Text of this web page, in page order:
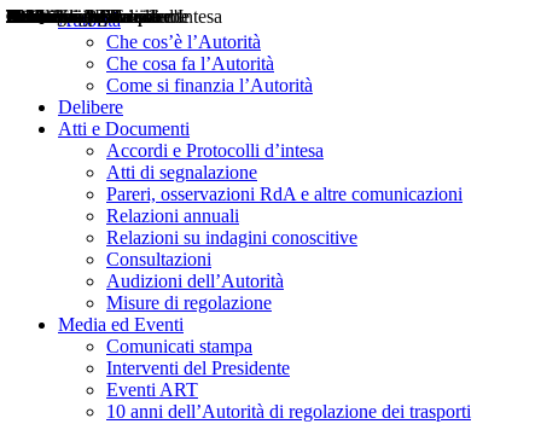
Autorità
Che cos’è l’Autorità
Che cosa fa l’Autorità
Come si finanzia l’Autorità
Delibere
Atti e Documenti
Accordi e Protocolli d’intesa
Atti di segnalazione
Pareri, osservazioni RdA e altre comunicazioni
Relazioni annuali
Relazioni su indagini conoscitive
Consultazioni
Audizioni dell’Autorità
Misure di regolazione
Media ed Eventi
Comunicati stampa
Interventi del Presidente
Eventi ART
10 anni dell’Autorità di regolazione dei trasporti
Delibere
Pareri
Consultazioni
Audizioni
Atti di Segnalazione
Accordi e Protocolli d'Intesa
Relazioni annuali
Misure di regolazione
Notizie
Comunicati Stampa
Bollettini ART
Convegni ART
Interviste del Presidente
Articoli in primo piano
Interventi del Presidente
2004
2005
2010
2013
2014
2015
2016
2017
2018
2019
202
2020
2021
2022
2023
2024
2025
2026
Aereo
Marittimo
Terrestre